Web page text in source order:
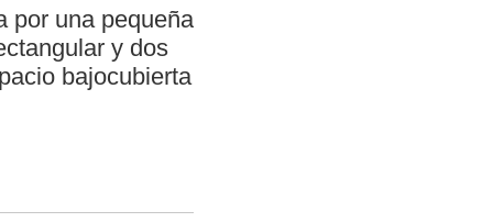
por una pequeña
y dos
bajocubierta